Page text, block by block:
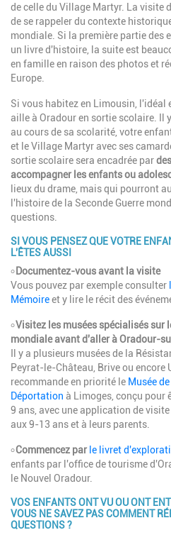
de celle du Village Martyr. La visite
de se rappeler du contexte
mondiale. Si la première partie des
un livre d'histoire, la suite est
en famille en raison des photos et
Europe.
Si vous habitez en Limousin, l'idéal
aille à Oradour en sortie scolaire. Il
au cours de sa scolarité, votre
et le Village Martyr avec ses
sortie scolaire sera encadrée par
accompagner les enfantsou
lieux du drame, mais qui pourront
l'histoire de la Seconde Guerre
questions.
SI VOUS PENSEZ QUE VOTRE
L'ÊTES AUSSI
৹Documentez-vous avant la visite
Vous pouvez par exemple consulter
Mémoireet y lire le récit des
৹Visitez les musées spécialiséssur
mondiale avant d'aller à Oradour-
Il y a plusieurs musées de la
Peyrat-le-Château, Brive ou encore
recommande en priorité le Musée
Déportation à Limoges, conçu pour
9 ans, avec une application de visite
aux 9-13 ans et à leurs parents.
৹Commencez par le livret
enfants par l'office de tourisme
le Nouvel Oradour.
VOS ENFANTS ONT VU OU ONT
VOUS NE SAVEZ PAS COMMENT
QUESTIONS ?